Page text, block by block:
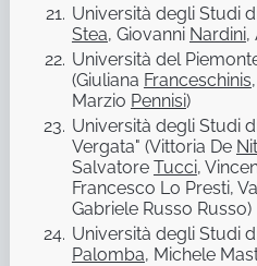
Università degli Studi
Stea, Giovanni Nardini,
Università del
(Giuliana Franceschinis
Marzio Pennisi)
Università degli Studi
Vergata" (Vittoria De
Salvatore Tucci,
Francesco Lo Presti,
Gabriele Russo Russo)
Università degli Studi
Palomba, Michele